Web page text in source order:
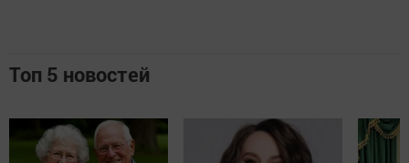
Топ 5 новостей